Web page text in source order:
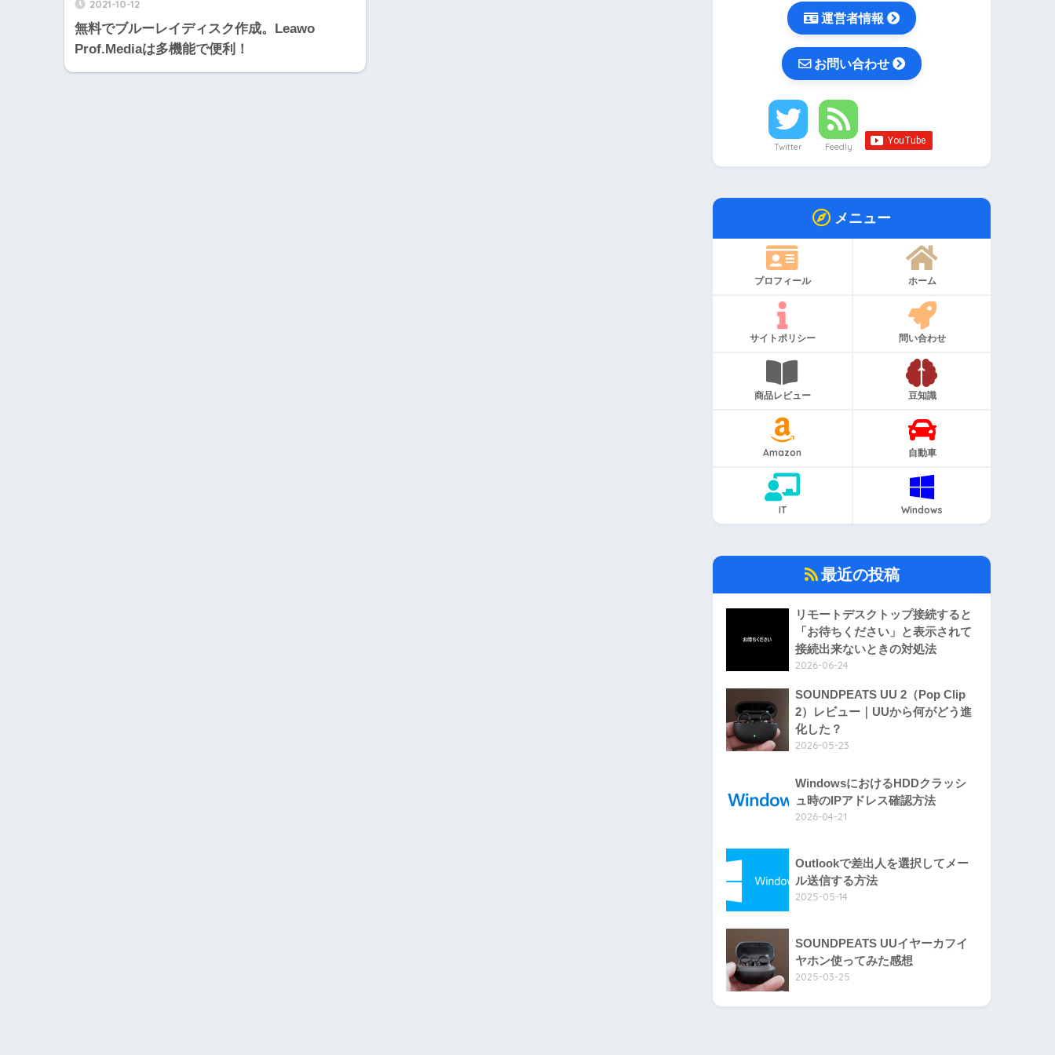
2021-10-12
無料でブルーレイディスク作成。Leawo
Prof.Mediaは多機能で便利！
運営者情報
お問い合わせ
Twitter Feedly
メニュー
プロフィール ホーム
サイトポリシー 問い合わせ
商品レビュー 豆知識
Amazon 自動車
IT Windows
最近の投稿
リモートデスクトップ接続すると
「お待ちください」と表示されて
接続出来ないときの対処法
2026-06-24
SOUNDPEATS UU 2（Pop Clip
2）レビュー｜UUから何がどう進
化した？
2026-05-23
WindowsにおけるHDDクラッシ
ュ時のIPアドレス確認方法
2026-04-21
Outlookで差出人を選択してメー
ル送信する方法
2025-05-14
SOUNDPEATS UUイヤーカフイ
ヤホン使ってみた感想
2025-03-25